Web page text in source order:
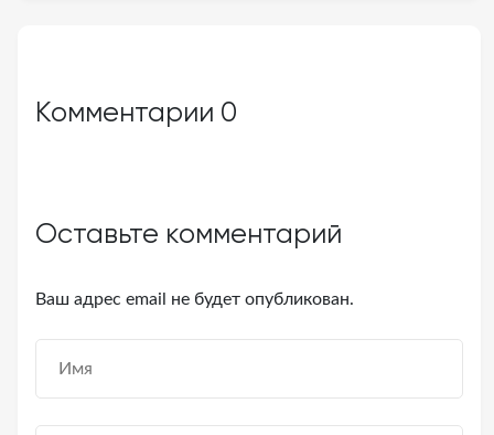
Комментарии 0
Оставьте комментарий
Ваш адрес email не будет опубликован.